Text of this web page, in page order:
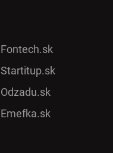
Fontech.sk
Startitup.sk
Odzadu.sk
Emefka.sk